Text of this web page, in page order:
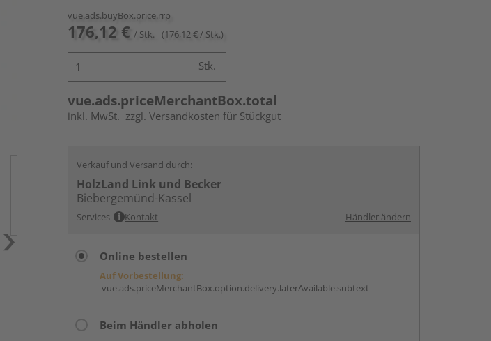
vue.ads.buyBox.price.rrp
176,12 € / Stk. (176,12 € / Stk.)
Stk.
vue.ads.priceMerchantBox.total
inkl. MwSt. zzgl. Versandkosten für Stückgut
Verkauf und Versand durch:
HolzLand Link und Becker
Biebergemünd-Kassel
Services Kontakt Händler ändern
Online bestellen
Auf Vorbestellung:
vue.ads.priceMerchantBox.option.delivery.laterAvailable.subtext
Beim Händler abholen